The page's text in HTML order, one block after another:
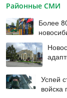
Районные СМИ
Более
Успей
войска